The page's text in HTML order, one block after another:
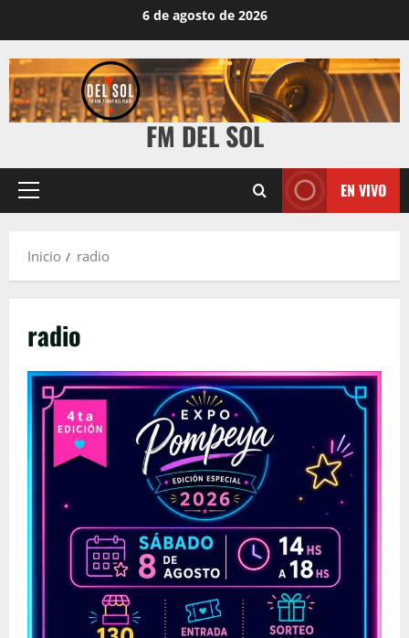
6 de agosto de 2026
FM DEL SOL
EN VIVO
Inicio radio
radio